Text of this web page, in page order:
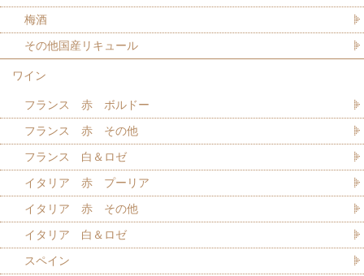
梅酒
その他国産リキュール
ワイン
フランス 赤 ボルドー
フランス 赤 その他
フランス 白＆ロゼ
イタリア 赤 プーリア
イタリア 赤 その他
イタリア 白＆ロゼ
スペイン